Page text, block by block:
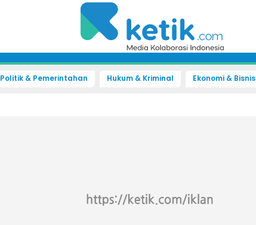
Politik & Pemerintahan Hukum & Kriminal Ekonomi & Bisnis